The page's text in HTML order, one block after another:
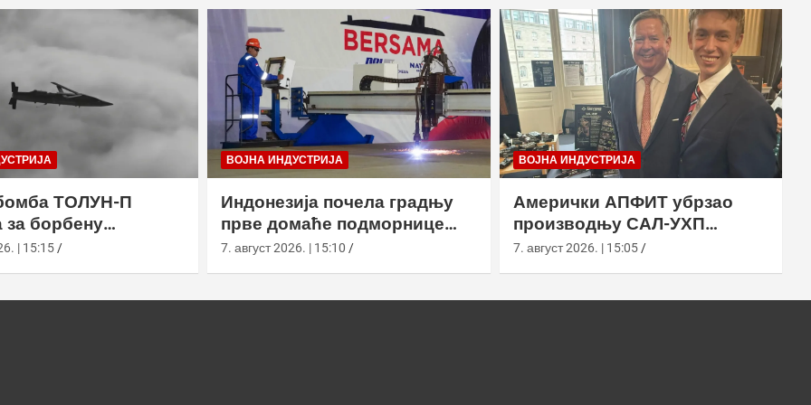
ТОЛУН-П
за борбену
| 15:15
ВОЈНА ИНДУСТРИЈА
Индонезија почела градњу
прве домаће подморнице
класе Сцорпèне
7. август 2026. | 15:10
ВОЈНА ИНДУСТРИЈА
Амерички АПФИТ убрзао
производњу САЛ-УХП
ласера за УССОЦОМ
7. август 2026. | 15:05